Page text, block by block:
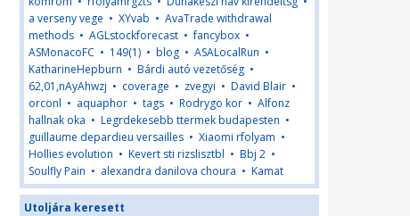
a verseny vege • XYvab • AvaTrade withdrawal
methods • AGLstockforecast •fancybox •
ASMonacoFC • 149(1) • blog • ASALocalRun •
KatharineHepburn • Bárdi autó vezetőség •
62,01,nAyAhwzj • coverage • zvegyi • David Blair •
orconl • aquaphor • tags • Rodrygo kor • Alfonz
hallnak oka • Legrdekesebb ttermek budapesten •
guillaume depardieu versailles • Xiaomi rfolyam •
Hollies evolution • Kevert sti rizslisztbl • Bbj 2 •
Soulfly Pain • alexandra danilova choura • Kamat
Utoljára keresett